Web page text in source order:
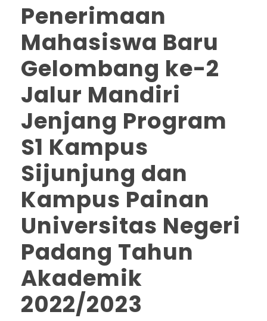
Penerimaan
Mahasiswa Baru
Gelombang ke-2
Jalur Mandiri
Jenjang Program
S1 Kampus
Sijunjung dan
Kampus Painan
Universitas Negeri
Padang Tahun
Akademik
2022/2023